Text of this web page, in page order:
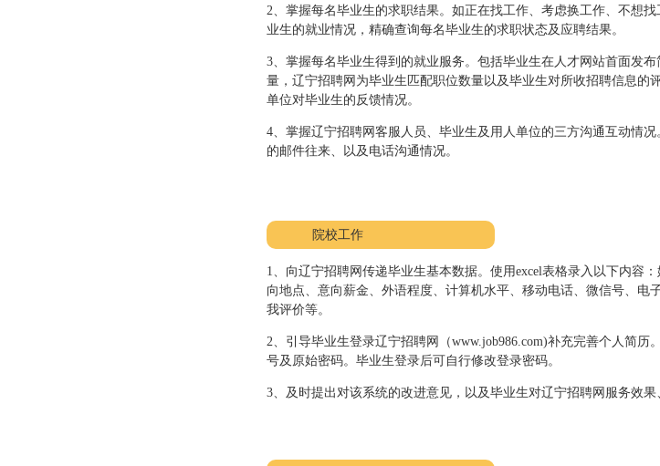
2、掌握每名毕业生的求职结果。如正在找工作、考虑换工作、不想
业生的就业情况，精确查询每名毕业生的求职状态及应聘结果。
3、掌握每名毕业生得到的就业服务。包括毕业生在人才网站首面发
量，辽宁招聘网为毕业生匹配职位数量以及毕业生对所收招聘信息的
单位对毕业生的反馈情况。
4、掌握辽宁招聘网客服人员、毕业生及用人单位的三方沟通互动情
的邮件往来、以及电话沟通情况。
院校工作
1、向辽宁招聘网传递毕业生基本数据。使用excel表格录入以下内容
向地点、意向薪金、外语程度、计算机水平、移动电话、微信号、电
我评价等。
2、引导毕业生登录辽宁招聘网（www.job986.com)补充完善个人简
号及原始密码。毕业生登录后可自行修改登录密码。
3、及时提出对该系统的改进意见，以及毕业生对辽宁招聘网服务效果